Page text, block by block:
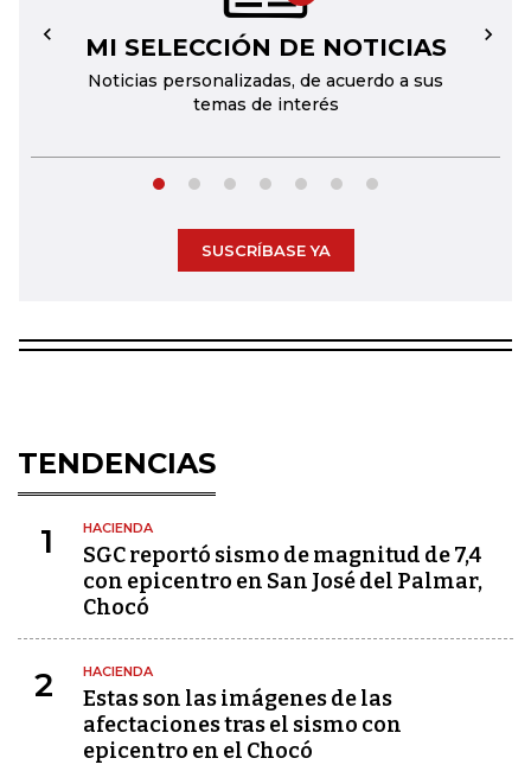
MI SELECCIÓN DE NOTICIAS
Noticias personalizadas, de acuerdo a sus
temas de interés
← →
SUSCRÍBASE YA
TENDENCIAS
1 HACIENDA
SGC reportó sismo de magnitud de 7,4
con epicentro en San José del Palmar,
Chocó
2 HACIENDA
Estas son las imágenes de las
afectaciones tras el sismo con
epicentro en el Chocó